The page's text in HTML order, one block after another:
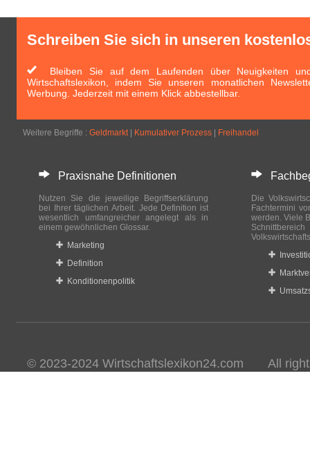
Schreiben Sie sich in unseren
Bleiben Sie auf dem Laufenden über Neuigkeiten
Wirtschaftslexikon, indem Sie unseren monatlichen
Werbung. Jederzeit mit einem Klick abbestellbar.
Weitere Begriffe : Geldmarkt| Kumulativer Prozess Freihandel
Praxisnahe Definitionen
Nutzen Sie die jeweilige Begriffserklärung
bei Ihrer täglichen Arbeit. Jede Definition ist
wesentlich umfangreicher angelegt als in
einem gewöhnlichen Glossar.
Marketing
Definition
Konditionenpolitik
Die
Fachtermini
werden. Viele
© 2023-2024 Wirtschaftslexikon24.com All